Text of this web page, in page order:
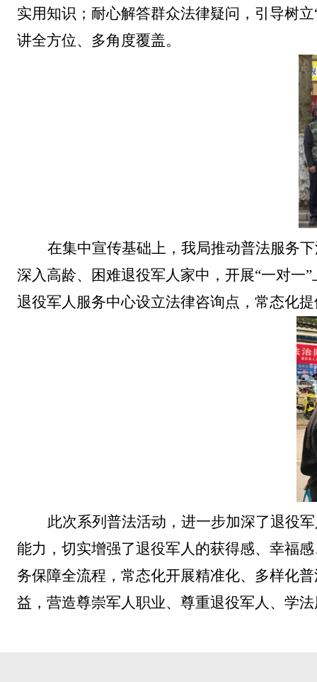
实用知识；耐心解答群众法律疑问，引导树
讲全方位、多角度覆盖。
在集中宣传基础上，我局推动普法服务
深入高龄、困难退役军人家中，开展“一对一
退役军人服务中心设立法律咨询点，常态化
此次系列普法活动，进一步加深了退役
能力，切实增强了退役军人的获得感、幸福
务保障全流程，常态化开展精准化、多样化
益，营造尊崇军人职业、尊重退役军人、学